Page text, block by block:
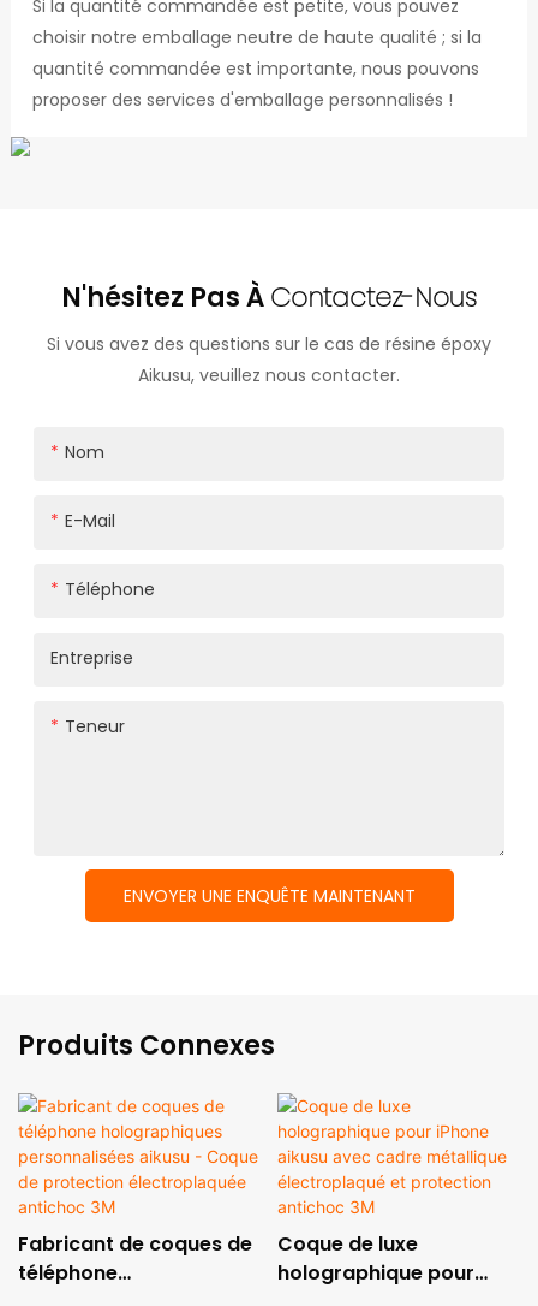
Si la quantité commandée est petite, vous pouvez
choisir notre emballage neutre de haute qualité ; si la
quantité commandée est importante, nous pouvons
proposer des services d'emballage personnalisés !
N'hésitez Pas ÀContactez-Nous
Si vous avez des questions sur le cas de résine époxy
Aikusu, veuillez nous contacter.
Nom
E-Mail
Téléphone
Entreprise
Teneur
ENVOYER UNE ENQUÊTE MAINTENANT
Produits Connexes
Fabricant de coques de
téléphone
Coque de luxe
holographique pour